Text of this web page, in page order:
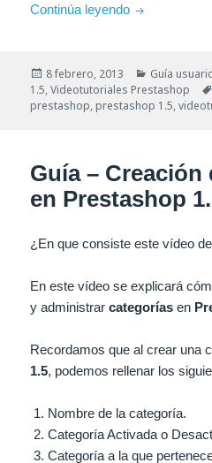
Continúa leyendo Guía –
Publicado
el
8 febrero, 2013 Categorías
Guía
1.5,Videotutoriales Prestashop
prestashop, prestashop 1.5,
Guía –
en Prestashop
¿En que consiste este vídeo de
En este vídeo se explicará
y administrarcategorías en
Recordamos que al crear una
1.5, podemos rellenar los
Nombre de la categoría.
Categoría Activada o
Categoría a la que